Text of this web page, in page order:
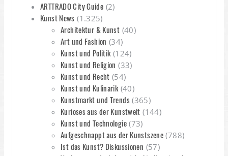
ARTTRADO City Guide (2)
Kunst News (1.325)
Architektur & Kunst (40)
Art und Fashion (34)
Kunst und Politik(124)
Kunst und Religion (33)
Kunst und Recht (54)
Kunst und Kulinarik(40)
Kunstmarkt und Trends(365)
Kurioses aus der Kunstwelt (144)
Kunst und Technologie(73)
Aufgeschnappt aus der Kunstszene (788)
Ist das Kunst? Diskussionen (57)